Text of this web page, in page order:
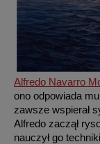
Alfredo Navarro
ono odpowiada
zawsze wspierał
Alfredo zaczął
nauczył go